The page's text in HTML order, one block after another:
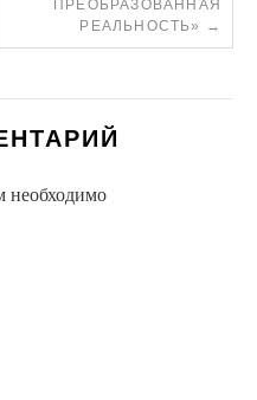
ПРЕОБРАЗОВАННАЯ
РЕАЛЬНОСТЬ»
→
необходимо